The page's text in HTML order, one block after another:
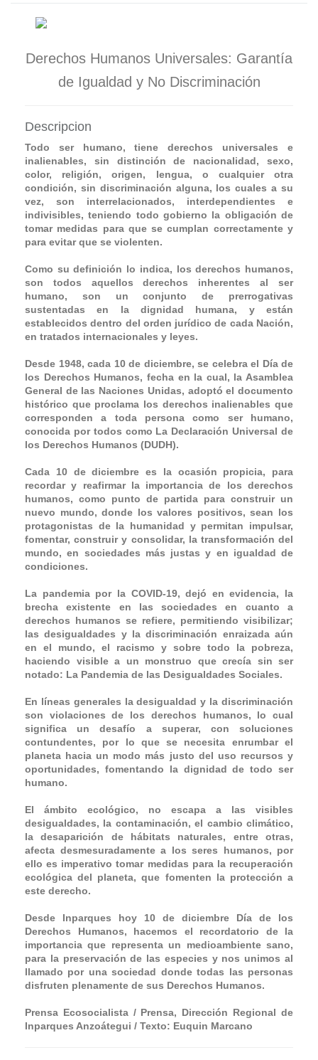
Derechos Humanos Universales: Garantía
de Igualdad y No Discriminación
Descripcion
Todo ser humano, tiene derechos universales e
inalienables, sin distinción de nacionalidad, sexo,
color, religión, origen, lengua, o cualquier otra
condición, sin discriminación alguna, los cuales a su
vez, son interrelacionados, interdependientes e
indivisibles, teniendo todo gobierno la obligación de
tomar medidas para que se cumplan correctamente y
para evitar que se violenten.
Como su definición lo indica, los derechos humanos,
son todos aquellos derechos inherentes al ser
humano, son un conjunto de prerrogativas
sustentadas en la dignidad humana, y están
establecidos dentro del orden jurídico de cada Nación,
en tratados internacionales y leyes.
Desde 1948, cada 10 de diciembre, se celebra el Día de
los Derechos Humanos, fecha en la cual, la Asamblea
General de las Naciones Unidas, adoptó el documento
histórico que proclama los derechos inalienables que
corresponden a toda persona como ser humano,
conocida por todos como La Declaración Universal de
los Derechos Humanos (DUDH).
Cada 10 de diciembre es la ocasión propicia, para
recordar y reafirmar la importancia de los derechos
humanos, como punto de partida para construir un
nuevo mundo, donde los valores positivos, sean los
protagonistas de la humanidad y permitan impulsar,
fomentar, construir y consolidar, la transformación del
mundo, en sociedades más justas y en igualdad de
condiciones.
La pandemia por la COVID-19, dejó en evidencia, la
brecha existente en las sociedades en cuanto a
derechos humanos se refiere, permitiendo visibilizar;
las desigualdades y la discriminación enraizada aún
en el mundo, el racismo y sobre todo la pobreza,
haciendo visible a un monstruo que crecía sin ser
notado: La Pandemia de las Desigualdades Sociales.
En líneas generales la desigualdad y la discriminación
son violaciones de los derechos humanos, lo cual
significa un desafío a superar, con soluciones
contundentes, por lo que se necesita enrumbar el
planeta hacia un modo más justo del uso recursos y
oportunidades, fomentando la dignidad de todo ser
humano.
El ámbito ecológico, no escapa a las visibles
desigualdades, la contaminación, el cambio climático,
la desaparición de hábitats naturales, entre otras,
afecta desmesuradamente a los seres humanos, por
ello es imperativo tomar medidas para la recuperación
ecológica del planeta, que fomenten la protección a
este derecho.
Desde Inparques hoy 10 de diciembre Día de los
Derechos Humanos, hacemos el recordatorio de la
importancia que representa un medioambiente sano,
para la preservación de las especies y nos unimos al
llamado por una sociedad donde todas las personas
disfruten plenamente de sus Derechos Humanos.
Prensa Ecosocialista / Prensa, Dirección Regional de
Inparques Anzoátegui / Texto: Euquin Marcano